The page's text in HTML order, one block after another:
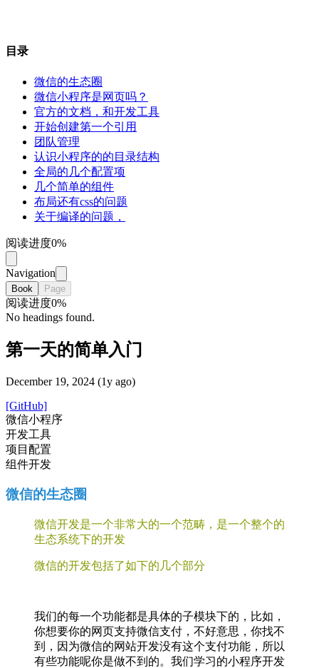
目录
微信的生态圈
微信小程序是网页吗？
官方的文档，和开发工具
开始创建第一个引用
团队管理
认识小程序的的目录结构
全局的几个配置项
几个简单的组件
布局还有css的问题
关于编译的问题，
阅读进度0%
Navigation
Book Page
阅读进度0%
No headings found.
第一天的简单入门
December 19, 2024 (1y ago)
[GitHub]
微信小程序
开发工具
项目配置
组件开发
微信的生态圈
微信开发是一个非常大的一个范畴，是一个整个的
生态系统下的开发
微信的开发包括了如下的几个部分
我们的每一个功能都是具体的子模块下的，比如，
你想要你的网页支持微信支付，不好意思，你找不
到，因为微信的网站开发没有这个支付功能，所以
有些功能呢你是做不到的。我们学习的小程序开发